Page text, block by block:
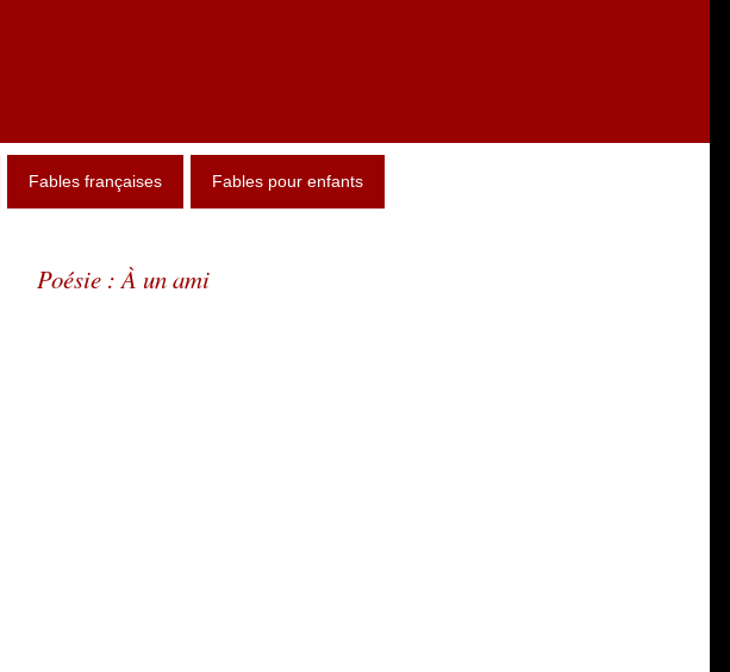
Fables françaises Fables pour enfants
Poésie : À un ami